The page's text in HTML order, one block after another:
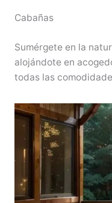
Cabañas
Sumérgete en la
alojándote en
todas las